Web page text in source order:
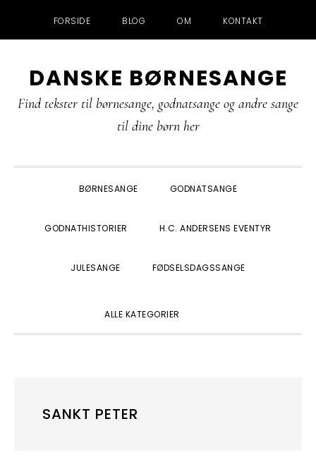
FORSIDE BLOG OM KONTAKT
direkte
til
indhold
direkte
til
direkte
til
DANSKE BØRNESANGE
Find tekster til børnesange, godnatsange og andre sange
til dine børn her
BØRNESANGE GODNATSANGE
GODNATHISTORIER H.C. ANDERSENS EVENTYR
JULESANGE FØDSELSDAGSSANGE
ALLE KATEGORIER
SANKT PETER